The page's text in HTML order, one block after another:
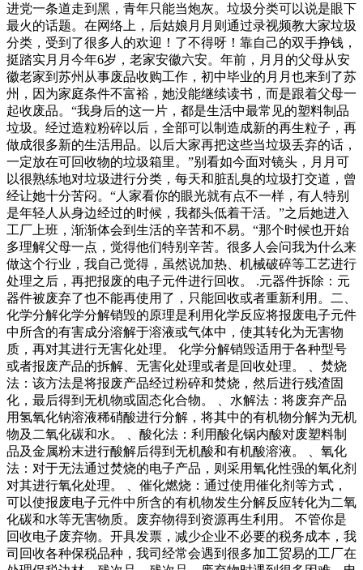
进党一条道走到黑，青年只能当炮灰。垃圾分类可以说是眼下
最火的话题。在网络上，后姑娘月月则通过录视频教大家垃圾
分类，受到了很多人的欢迎！了不得呀！靠自己的双手挣钱，
挺踏实月月今年6岁，老家安徽六安。年前，月月的父母从安
徽老家到苏州从事废品收购工作，初中毕业的月月也来到了苏
州，因为家庭条件不富裕，她没能继续读书，而是跟着父母一
起收废品。“我身后的这一片，都是生活中最常见的塑料制品
垃圾。经过造粒粉碎以后，全部可以制造成新的再生粒子，再
做成很多新的生活用品。以后大家再把这些当垃圾丢弃的话，
一定放在可回收物的垃圾箱里。”别看如今面对镜头，月月可
以很熟练地对垃圾进行分类，每天和脏乱臭的垃圾打交道，曾
经让她十分苦闷。“人家看你的眼光就有点不一样，有人特别
是年轻人从身边经过的时候，我都头低着干活。”之后她进入
工厂上班，渐渐体会到生活的辛苦和不易。“那个时候也开始
多理解父母一点，觉得他们特别辛苦。很多人会问我为什么来
做这个行业，我自己觉得，虽然说加热、机械破碎等工艺进行
处理之后，再把报废的电子元件进行回收。 .元器件拆除：元
器件被废弃了也不能再使用了，只能回收或者重新利用。二、
化学分解化学分解销毁的原理是利用化学反应将报废电子元件
中所含的有害成分溶解于溶液或气体中，使其转化为无害物
质，再对其进行无害化处理。 化学分解销毁适用于各种型号
或者报废产品的拆解、无害化处理或者是回收处理。 、焚烧
法：该方法是将报废产品经过粉碎和焚烧，然后进行残渣固
化，最后得到无机物或固态化合物。 、水解法：将废弃产品
用氢氧化钠溶液稀硝酸进行分解，将其中的有机物分解为无机
物及二氧化碳和水。 、酸化法：利用酸化锅内酸对废塑料制
品及金属粉末进行酸解后得到无机酸和有机酸溶液。 、氧化
法：对于无法通过焚烧的电子产品，则采用氧化性强的氧化剂
对其进行氧化处理。 、催化燃烧：通过使用催化剂等方式，
可以使报废电子元件中所含的有机物发生分解反应转化为二氧
化碳和水等无害物质。废弃物得到资源再生利用。 不管你是
回收电子废弃物。开具发票，减少企业不必要的税务成本，我
司回收各种保税品种，我司经常会遇到很多加工贸易的工厂在